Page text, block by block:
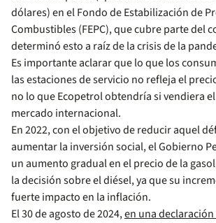
dólares) en el Fondo de Estabilización de
Combustibles (FEPC), que cubre parte del
determinó esto a raíz de la crisis de la
Es importante aclarar que lo que los
las estaciones de servicio no refleja el
no lo que Ecopetrol obtendría si vendiera
mercado internacional.
En 2022, con el objetivo de reducir aquel
aumentar la inversión social, el Gobierno
un aumento gradual en el precio de la
la decisión sobre el diésel, ya que su
fuerte impacto en la inflación.
El 30 de agosto de 2024,en una declaración